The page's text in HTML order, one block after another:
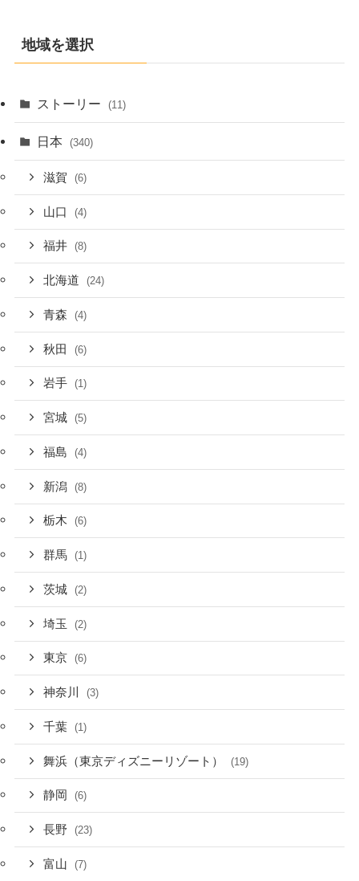
地域を選択
ストーリー (11)
日本 (340)
滋賀 (6)
山口 (4)
福井 (8)
北海道 (24)
青森 (4)
秋田 (6)
岩手 (1)
宮城 (5)
福島 (4)
新潟 (8)
栃木 (6)
群馬 (1)
茨城 (2)
埼玉 (2)
東京 (6)
神奈川 (3)
千葉 (1)
舞浜（東京ディズニーリゾート） (19)
静岡 (6)
長野 (23)
富山 (7)